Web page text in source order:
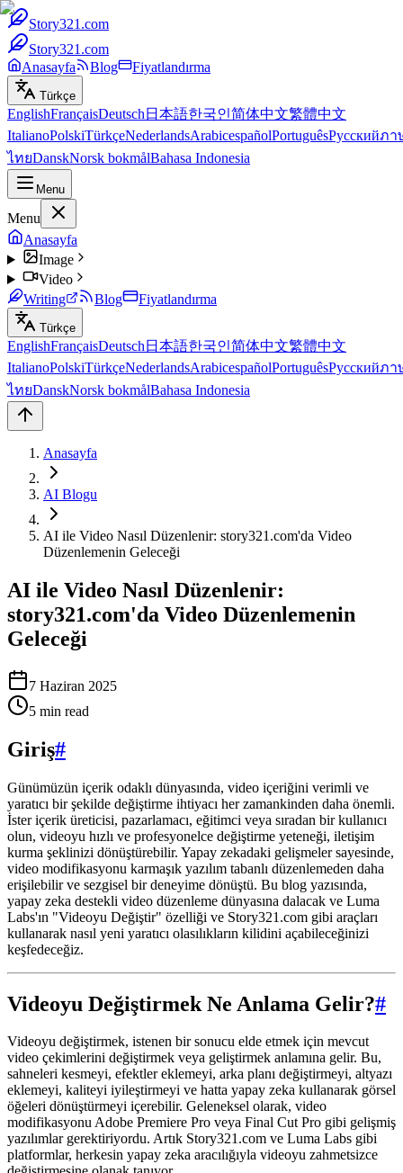
Story321.com
Story321.com
Anasayfa
Blog Fiyatlandırma
Türkçe
EnglishFrançaisDeutsch 日本語한국인简体中文繁體中文
ItalianoPolskiTürkçeNederlandsArabicespañolPortuguêsРусскийภา
ไทยDanskNorsk bokmålBahasa Indonesia
Menu
Menu
Anasayfa
Image
Video
Writing
Blog Fiyatlandırma
Türkçe
EnglishFrançaisDeutsch 日本語한국인简体中文繁體中文
ItalianoPolskiTürkçeNederlandsArabicespañolPortuguêsРусскийภา
ไทยDanskNorsk bokmålBahasa Indonesia
Anasayfa
AI Blogu
AI ile Video Nasıl Düzenlenir: story321.com'da Video
Düzenlemenin Geleceği
AI ile Video Nasıl Düzenlenir:
story321.com'da Video Düzenlemenin
Geleceği
7 Haziran 2025
5 min read
Giriş#
Günümüzün içerik odaklı dünyasında, video içeriğini verimli ve
yaratıcı bir şekilde değiştirme ihtiyacı her zamankinden daha önemli.
İster içerik üreticisi, pazarlamacı, eğitimci veya sıradan bir kullanıcı
olun, videoyu hızlı ve profesyonelce değiştirme yeteneği, iletişim
kurma şeklinizi dönüştürebilir. Yapay zekadaki gelişmeler sayesinde,
video modifikasyonu karmaşık yazılım tabanlı düzenlemeden daha
erişilebilir ve sezgisel bir deneyime dönüştü. Bu blog yazısında,
yapay zeka destekli video düzenleme dünyasına dalacak ve Luma
Labs'ın "Videoyu Değiştir" özelliği ve Story321.com gibi araçları
kullanarak nasıl yeni yaratıcı olasılıkların kilidini açabileceğinizi
keşfedeceğiz.
Videoyu Değiştirmek Ne Anlama Gelir?#
Videoyu değiştirmek, istenen bir sonucu elde etmek için mevcut
video çekimlerini değiştirmek veya geliştirmek anlamına gelir. Bu,
sahneleri kesmeyi, efektler eklemeyi, arka planı değiştirmeyi, altyazı
eklemeyi, kaliteyi iyileştirmeyi ve hatta yapay zeka kullanarak görsel
öğeleri dönüştürmeyi içerebilir. Geleneksel olarak, video
modifikasyonu Adobe Premiere Pro veya Final Cut Pro gibi gelişmiş
yazılımlar gerektiriyordu. Artık Story321.com ve Luma Labs gibi
platformlar, herkesin yapay zeka aracılığıyla videoyu zahmetsizce